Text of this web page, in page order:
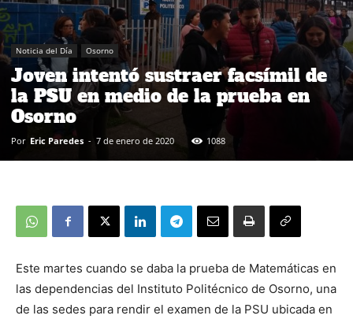
Noticia del Día Osorno
Joven intentó sustraer facsímil de
la PSU en medio de la prueba en
Osorno
Por Eric Paredes - 7 de enero de 2020 1088
Este martes cuando se daba la prueba de Matemáticas en
las dependencias del Instituto Politécnico de Osorno, una
de las sedes para rendir el examen de la PSU ubicada en